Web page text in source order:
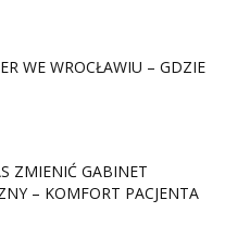
WE WROCŁAWIU – GDZIE
ZMIENIĆ GABINET
– KOMFORT PACJENTA